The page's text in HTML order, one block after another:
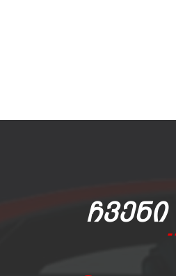
Ჩვენი